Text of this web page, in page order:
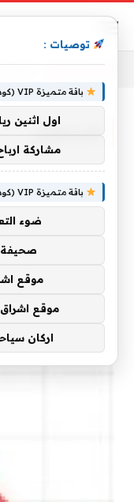
المستقبل
توصيات :
باقة متميزة VIP (كود: AA38045):
اول اثنين
مشاركة
باقة متميزة VIP (كود: AA35872):
ضوء
صحيفة
موقع
موقع اشراق
اركان